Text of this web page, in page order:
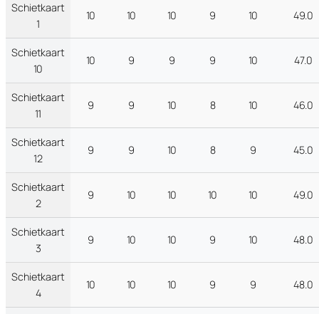
Schietkaart
1
10 10 10 9 10 49.0
Schietkaart
10
10 9 9 9 10 47.0
Schietkaart
11
9 9 10 8 10 46.0
Schietkaart
12
9 9 10 8 9 45.0
Schietkaart
2
9 10 10 10 10 49.0
Schietkaart
3
9 10 10 9 10 48.0
Schietkaart
4
10 10 10 9 9 48.0